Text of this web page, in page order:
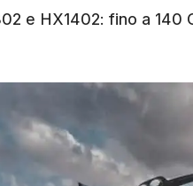
e HX1402: fino a